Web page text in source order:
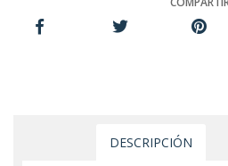
DESCRIPCIÓN